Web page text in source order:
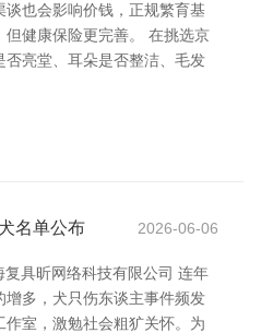
也会影响价钱，正规繁育基
健康保险更完善。 在挑选京
否亮堂、耳朵是否整洁、毛发
名单公布 2026-06-06
具昕网络科技有限公司 连年
多，犬只伤东谈主事件频发
室，激勉社会粗犷关怀。为